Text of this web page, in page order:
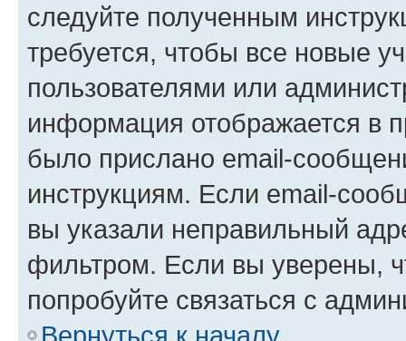
следуйте полученным
требуется, чтобы все новые
пользователями или
информация отображается в
было прислано email-
инструкциям. Если email-
вы указали неправильный
фильтром. Если вы уверены,
попробуйте связаться с
Вернуться к началу